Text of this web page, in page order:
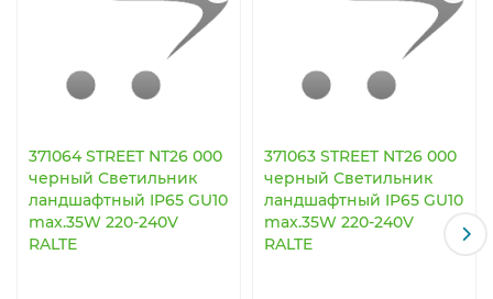
371064 STREET NT26 000
черный Светильник
ландшафтный IP65 GU10
max.35W 220-240V
RALTE
371063 STREET NT26 000
черный Светильник
ландшафтный IP65 GU10
max.35W 220-240V
RALTE